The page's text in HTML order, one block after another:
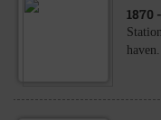
1870
haven.